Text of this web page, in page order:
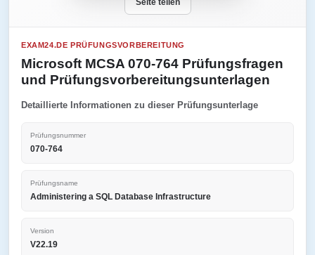
Seite teilen
EXAM24.DE PRÜFUNGSVORBEREITUNG
Microsoft MCSA 070-764 Prüfungsfragen
und Prüfungsvorbereitungsunterlagen
Detaillierte Informationen zu dieser Prüfungsunterlage
Prüfungsnummer
070-764
Prüfungsname
Administering a SQL Database Infrastructure
Version
V22.19